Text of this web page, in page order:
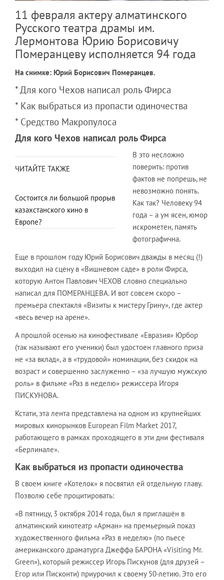
11 февраля актеру алматинского
Русского театра драмы им.
Лермонтова Юрию Борисовичу
Померанцеву исполняется 94 года
На снимке: Юрий Борисович Померанцев.
* Для кого Чехов написал роль Фирса
* Как выбраться из пропасти одиночества
* Средство Макропулоса
Для кого Чехов написал роль Фирса
ЧИТАЙТЕ ТАКЖЕ
Состоится ли большой прорыв
казахстанского кино в
Европе?
В это несложно
поверить: против
фактов не попрешь, не
невозможно понять.
Как так? Человеку 94
года – а ум ясен, юмор
искрометен, память
фотографична.
Еще в прошлом году Юрий Борисович дважды в месяц (!)
выходил на сцену в «Вишневом саде» в роли Фирса,
которую Антон Павлович ЧЕХОВ словно специально
написал для ПОМЕРАНЦЕВА. И вот совсем скоро –
премьера спектакля «Визиты к мистеру Грину», где актер
«весь вечер на арене».
А прошлой осенью на кинофестивале «Евразия» Юрбор
(так называют его ученики) был удостоен главного приза
не «за вклад», а в «трудовой» номинации, без скидок на
возраст и совершенно заслуженно – «за лучшую мужскую
роль» в фильме «Раз в неделю» режиссера Игоря
ПИСКУНОВА.
Кстати, эта лента представлена на одном из крупнейших
мировых кинорынков European Film Market 2017,
работающего в рамках проходящего в эти дни фестиваля
«Берлинале».
Как выбраться из пропасти одиночества
В своем книге «Котелок» я посвятил ей отдельную главу.
Позволю себе процитировать:
«В пятницу, 3 октября 2014 года, был я приглашён в
алматинский кинотеатр «Арман» на премьерный показ
художественного фильма «Раз в неделю» (по пьесе
американского драматурга Джеффа БАРОНА «Visiting Mr.
Green»), который режиссер Игорь Пискунов (для друзей –
Егор или Писконти) приурочил к своему 50-летию. Это его